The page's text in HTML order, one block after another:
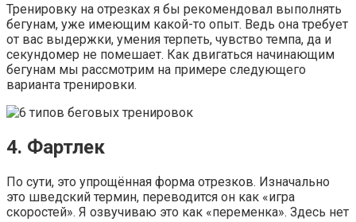
Тренировку на отрезках я бы рекомендовал выполнять
бегунам, уже имеющим какой-то опыт. Ведь она требует
от вас выдержки, умения терпеть, чувство темпа, да и
секундомер не помешает. Как двигаться начинающим
бегунам мы рассмотрим на примере следующего
варианта тренировки.
4. Фартлек
По сути, это упрощённая форма отрезков. Изначально
это шведский термин, переводится он как «игра
скоростей». Я озвучиваю это как «переменка». Здесь нет